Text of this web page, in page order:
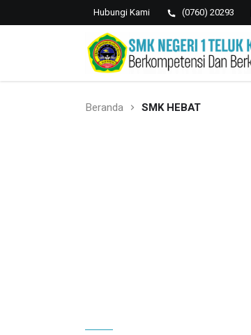
Hubungi Kami (0760) 20293
SMK NEGERI 1
KUANTAN
Berkopetensi Dan Berkompetisi
Beranda SMK HEBAT